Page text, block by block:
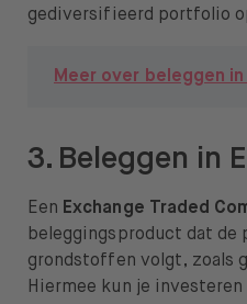
gediversifieerd portfolio
Meer over beleggen in
3. Beleggen in
Een Exchange Traded
beleggingsproduct dat de
grondstoffen volgt, zoals
Hiermee kun je